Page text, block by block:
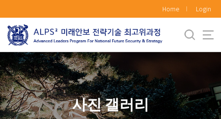
로
메
뉴
Home Login
사진 갤러리